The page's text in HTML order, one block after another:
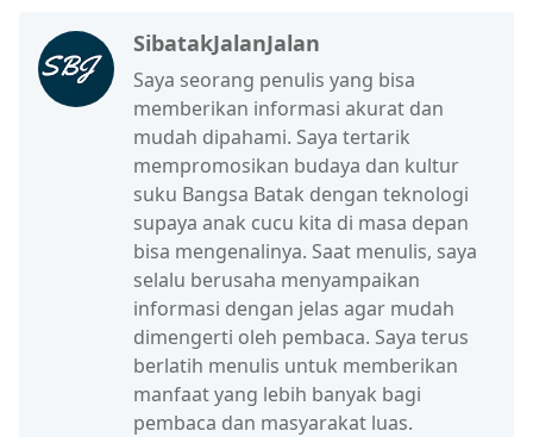
SibatakJalanJalan
Saya seorang penulis yang bisa
memberikan informasi akurat dan
mudah dipahami. Saya tertarik
mempromosikan budaya dan kultur
suku Bangsa Batak dengan teknologi
supaya anak cucu kita di masa depan
bisa mengenalinya. Saat menulis, saya
selalu berusaha menyampaikan
informasi dengan jelas agar mudah
dimengerti oleh pembaca. Saya terus
berlatih menulis untuk memberikan
manfaat yang lebih banyak bagi
pembaca dan masyarakat luas.